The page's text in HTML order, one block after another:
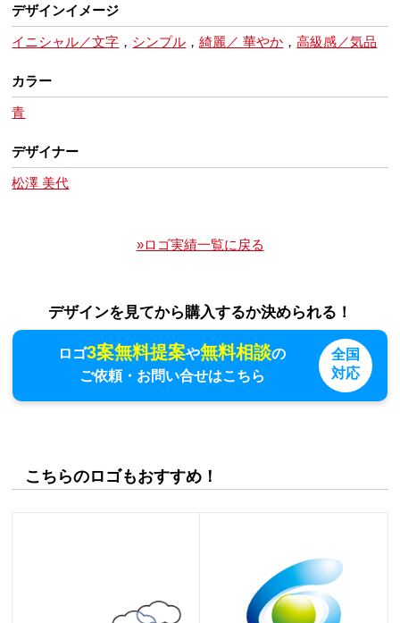
デザインイメージ
イニシャル／文字 ， シンプル ，綺麗／ 華やか ，高級感／気品
カラー
青
デザイナー
松澤 美代
»ロゴ実績一覧に戻る
デザインを見てから購入するか決められる！
ロゴ3案無料提案や無料相談の
ご依頼・お問い合せはこちら
全国
対応
こちらのロゴもおすすめ！